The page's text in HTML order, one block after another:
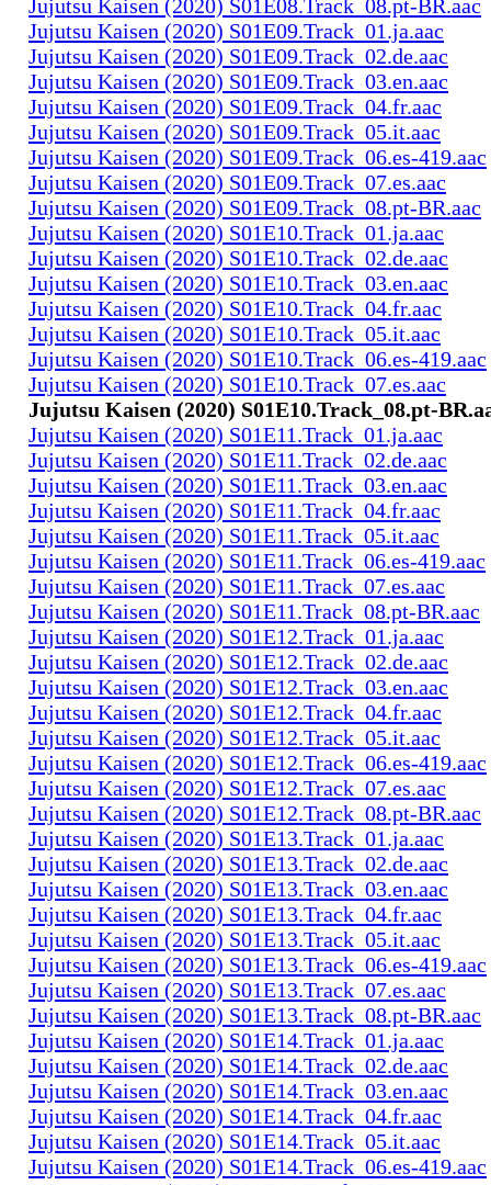
Jujutsu Kaisen (2020) S01E08.Track_08.pt-BR.aac
Jujutsu Kaisen (2020) S01E09.Track_01.ja.aac
Jujutsu Kaisen (2020) S01E09.Track_02.de.aac
Jujutsu Kaisen (2020) S01E09.Track_03.en.aac
Jujutsu Kaisen (2020) S01E09.Track_04.fr.aac
Jujutsu Kaisen (2020) S01E09.Track_05.it.aac
Jujutsu Kaisen (2020) S01E09.Track_06.es-419.aac
Jujutsu Kaisen (2020) S01E09.Track_07.es.aac
Jujutsu Kaisen (2020) S01E09.Track_08.pt-BR.aac
Jujutsu Kaisen (2020) S01E10.Track_01.ja.aac
Jujutsu Kaisen (2020) S01E10.Track_02.de.aac
Jujutsu Kaisen (2020) S01E10.Track_03.en.aac
Jujutsu Kaisen (2020) S01E10.Track_04.fr.aac
Jujutsu Kaisen (2020) S01E10.Track_05.it.aac
Jujutsu Kaisen (2020) S01E10.Track_06.es-419.aac
Jujutsu Kaisen (2020) S01E10.Track_07.es.aac
Jujutsu Kaisen (2020) S01E10.Track_08.pt-
Jujutsu Kaisen (2020) S01E11.Track_01.ja.aac
Jujutsu Kaisen (2020) S01E11.Track_02.de.aac
Jujutsu Kaisen (2020) S01E11.Track_03.en.aac
Jujutsu Kaisen (2020) S01E11.Track_04.fr.aac
Jujutsu Kaisen (2020) S01E11.Track_05.it.aac
Jujutsu Kaisen (2020) S01E11.Track_06.es-419.aac
Jujutsu Kaisen (2020) S01E11.Track_07.es.aac
Jujutsu Kaisen (2020) S01E11.Track_08.pt-BR.aac
Jujutsu Kaisen (2020) S01E12.Track_01.ja.aac
Jujutsu Kaisen (2020) S01E12.Track_02.de.aac
Jujutsu Kaisen (2020) S01E12.Track_03.en.aac
Jujutsu Kaisen (2020) S01E12.Track_04.fr.aac
Jujutsu Kaisen (2020) S01E12.Track_05.it.aac
Jujutsu Kaisen (2020) S01E12.Track_06.es-419.aac
Jujutsu Kaisen (2020) S01E12.Track_07.es.aac
Jujutsu Kaisen (2020) S01E12.Track_08.pt-BR.aac
Jujutsu Kaisen (2020) S01E13.Track_01.ja.aac
Jujutsu Kaisen (2020) S01E13.Track_02.de.aac
Jujutsu Kaisen (2020) S01E13.Track_03.en.aac
Jujutsu Kaisen (2020) S01E13.Track_04.fr.aac
Jujutsu Kaisen (2020) S01E13.Track_05.it.aac
Jujutsu Kaisen (2020) S01E13.Track_06.es-419.aac
Jujutsu Kaisen (2020) S01E13.Track_07.es.aac
Jujutsu Kaisen (2020) S01E13.Track_08.pt-BR.aac
Jujutsu Kaisen (2020) S01E14.Track_01.ja.aac
Jujutsu Kaisen (2020) S01E14.Track_02.de.aac
Jujutsu Kaisen (2020) S01E14.Track_03.en.aac
Jujutsu Kaisen (2020) S01E14.Track_04.fr.aac
Jujutsu Kaisen (2020) S01E14.Track_05.it.aac
Jujutsu Kaisen (2020) S01E14.Track_06.es-419.aac